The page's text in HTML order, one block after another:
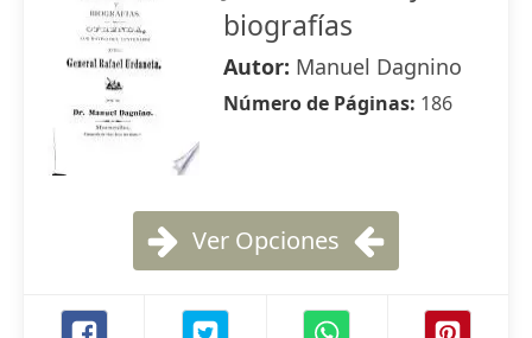
biografías
Autor: Manuel Dagnino
Número de Páginas: 186
Ver Opciones